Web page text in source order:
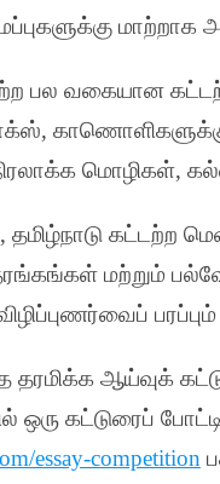
பல வகையான
,
மொழிகள்,
, தமிழ்நாடு கட்டற்ற
மற்றும்
தரமிக்க ஆய்வுக்
கட்டுரைப்
essay-competition